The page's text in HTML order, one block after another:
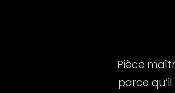
Pièce
parce